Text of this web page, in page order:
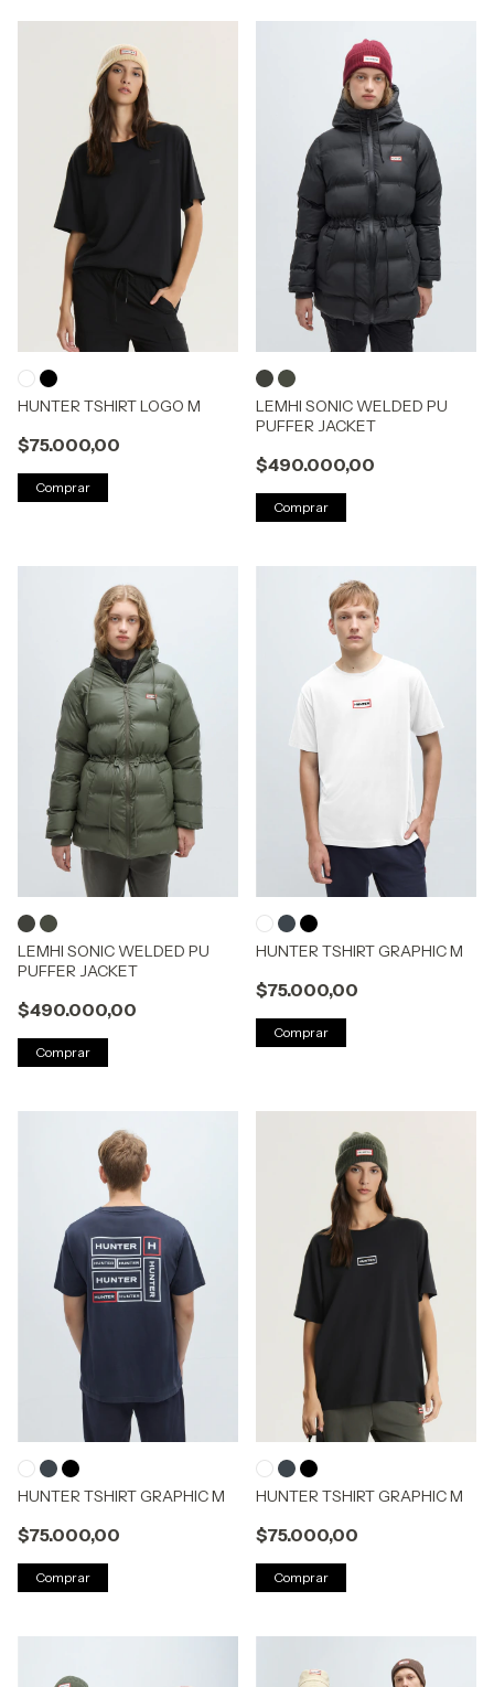
HUNTER TSHIRT LOGO M
$75.000,00
Comprar
LEMHI SONIC WELDED PU
PUFFER JACKET
$490.000,00
Comprar
LEMHI SONIC WELDED PU
PUFFER JACKET
$490.000,00
Comprar
HUNTER TSHIRT GRAPHIC M
$75.000,00
Comprar
HUNTER TSHIRT GRAPHIC M
$75.000,00
Comprar
HUNTER TSHIRT GRAPHIC M
$75.000,00
Comprar